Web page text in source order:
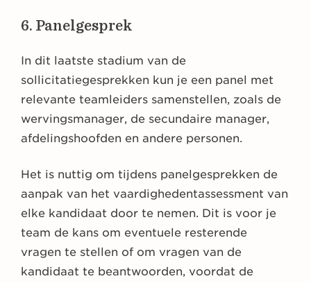
6. Panelgesprek
In dit laatste stadium van de
sollicitatiegesprekken kun je een panel met
relevante teamleiders samenstellen, zoals de
wervingsmanager, de secundaire manager,
afdelingshoofden en andere personen.
Het is nuttig om tijdens panelgesprekken de
aanpak van het vaardighedentassessment van
elke kandidaat door te nemen. Dit is voor je
team de kans om eventuele resterende
vragen te stellen of om vragen van de
kandidaat te beantwoorden, voordat de